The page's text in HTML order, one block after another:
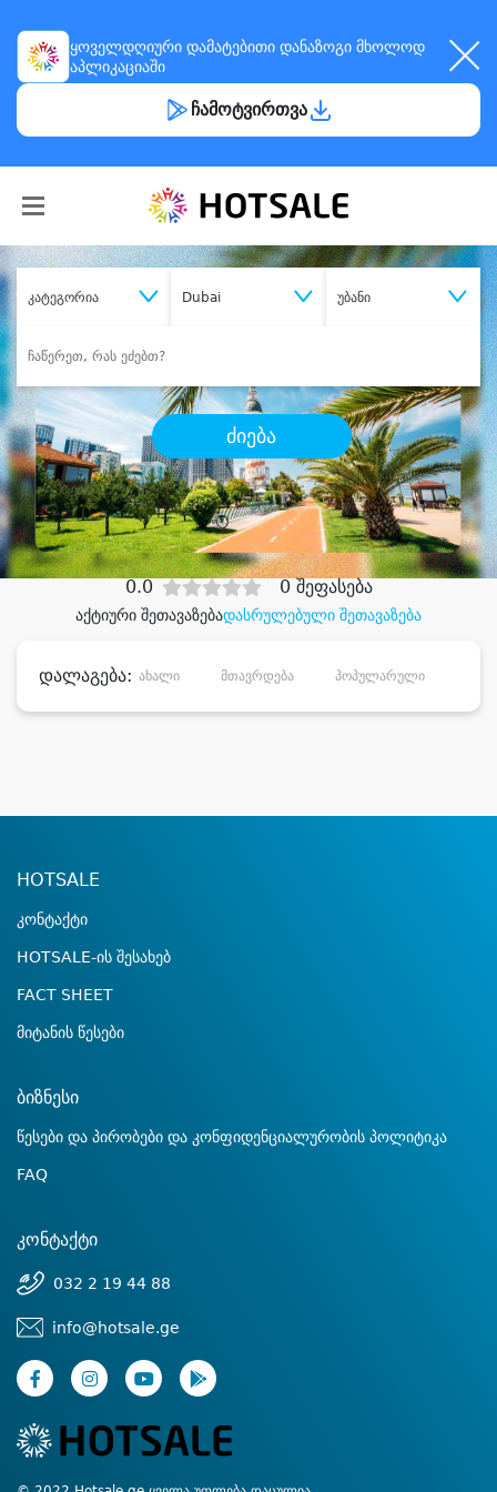
ყოველდღიური დამატებითი დანაზოგი მხოლოდ
აპლიკაციაში
ჩამოტვირთვა
კატეგორია Dubai უბანი
ძიება
შეიძინესასურველი მომსახურება
დიდი დანაზოგით
აქტიური შეთავაზებადასრულებული შეთავაზება
0.0 0 შეფასება
დალაგება: ახალი მთავრდება პოპულარული
HOTSALE
კონტაქტი
HOTSALE-ის შესახებ
FACT SHEET
მიტანის წესები
ბიზნესი
წესები და პირობები და კონფიდენციალურობის პოლიტიკა
FAQ
კონტაქტი
032 2 19 44 88
info@hotsale.ge